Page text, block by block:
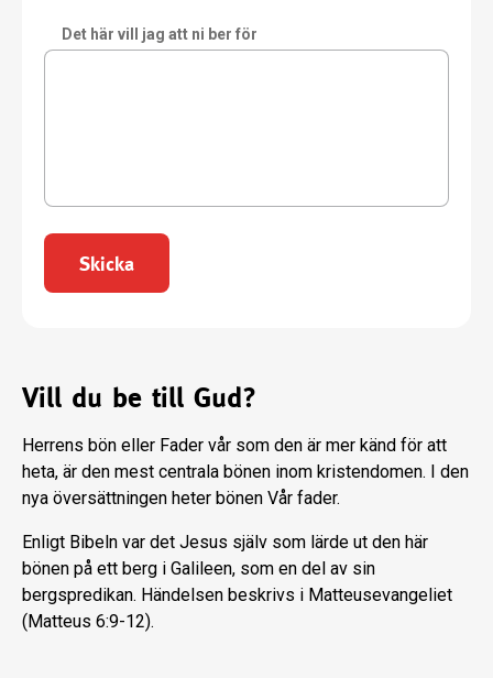
Det här vill jag att ni ber för
Skicka
Vill du be till Gud?
Herrens bön eller Fader vår som den är mer känd för att
heta, är den mest centrala bönen inom kristendomen. I den
nya översättningen heter bönen Vår fader.
Enligt Bibeln var det Jesus själv som lärde ut den här
bönen på ett berg i Galileen, som en del av sin
bergspredikan. Händelsen beskrivs i Matteusevangeliet
(Matteus 6:9-12).